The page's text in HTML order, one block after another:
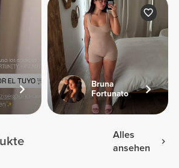
Bruna
Fortunato
Alles
ansehen